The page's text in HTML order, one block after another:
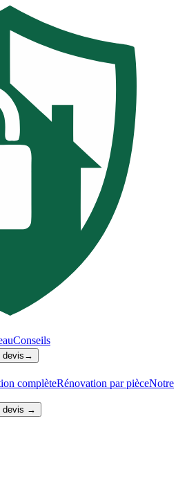
Conseils
devis →
complèteRénovation par pièceNotre
devis →